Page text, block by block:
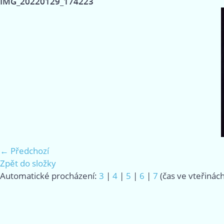
← Předchozí
Zpět do složky
Automatické procházení: 3 | 4 | 5 | 6 | 7 (čas ve